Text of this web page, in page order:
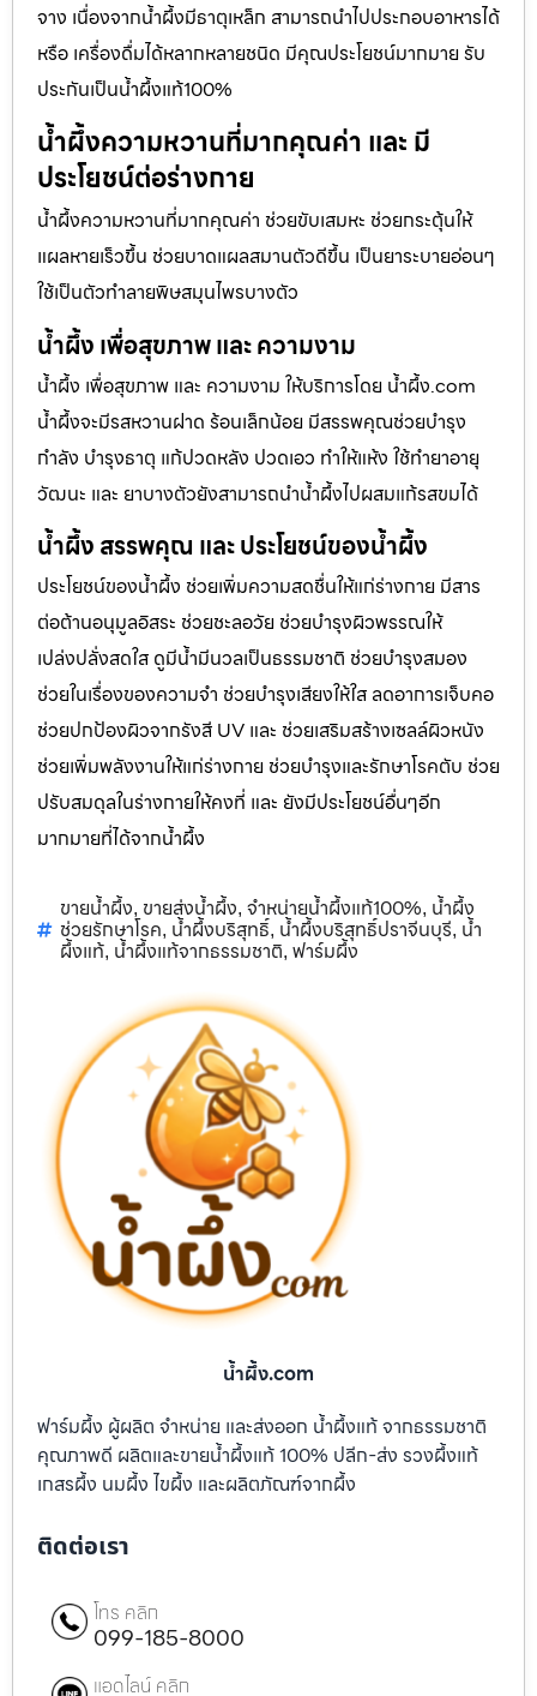
จาง เนื่องจากน้ำผึ้งมีธาตุเหล็ก สามารถนำไปประกอบอาหารได้
หรือ เครื่องดื่มได้หลากหลายชนิด มีคุณประโยชน์มากมาย รับ
ประกันเป็นน้ำผึ้งแท้100%
น้ำผึ้งความหวานที่มากคุณค่า และ มี
ประโยชน์ต่อร่างกาย
น้ำผึ้งความหวานที่มากคุณค่า ช่วยขับเสมหะ ช่วยกระตุ้นให้
แผลหายเร็วขึ้น ช่วยบาดแผลสมานตัวดีขึ้น เป็นยาระบายอ่อนๆ
ใช้เป็นตัวทำลายพิษสมุนไพรบางตัว
น้ำผึ้ง เพื่อสุขภาพ และ ความงาม
น้ำผึ้ง เพื่อสุขภาพ และ ความงาม ให้บริการโดย น้ำผึ้ง.com
น้ำผึ้งจะมีรสหวานฝาด ร้อนเล็กน้อย มีสรรพคุณช่วยบำรุง
กำลัง บำรุงธาตุ แก้ปวดหลัง ปวดเอว ทำให้แห้ง ใช้ทำยาอายุ
วัฒนะ และ ยาบางตัวยังสามารถนำน้ำผึ้งไปผสมแก้รสขมได้
น้ำผึ้ง สรรพคุณ และ ประโยชน์ของน้ำผึ้ง
ประโยชน์ของน้ำผึ้ง ช่วยเพิ่มความสดชื่นให้แก่ร่างกาย มีสาร
ต่อต้านอนุมูลอิสระ ช่วยชะลอวัย ช่วยบำรุงผิวพรรณให้
เปล่งปลั่งสดใส ดูมีน้ำมีนวลเป็นธรรมชาติ ช่วยบำรุงสมอง
ช่วยในเรื่องของความจำ ช่วยบำรุงเสียงให้ใส ลดอาการเจ็บคอ
ช่วยปกป้องผิวจากรังสี UV และ ช่วยเสริมสร้างเซลล์ผิวหนัง
ช่วยเพิ่มพลังงานให้แก่ร่างกาย ช่วยบำรุงและรักษาโรคตับ ช่วย
ปรับสมดุลในร่างกายให้คงที่ และ ยังมีประโยชน์อื่นๆอีก
มากมายที่ได้จากน้ำผึ้ง
ขายน้ำผึ้ง, ขายส่งน้ำผึ้ง, จำหน่ายน้ำผึ้งแท้100%, น้ำผึ้ง
ช่วยรักษาโรค, น้ำผึ้งบริสุทธิ์, น้ำผึ้งบริสุทธิ์ปราจีนบุรี, น้ำ
ผึ้งแท้, น้ำผึ้งแท้จากธรรมชาติ, ฟาร์มผึ้ง
น้ำผึ้ง.com
ฟาร์มผึ้ง ผู้ผลิต จำหน่าย และส่งออก น้ำผึ้งแท้ จากธรรมชาติ
คุณภาพดี ผลิตและขายน้ำผึ้งแท้ 100% ปลีก-ส่ง รวงผึ้งแท้
เกสรผึ้ง นมผึ้ง ไขผึ้ง และผลิตภัณฑ์จากผึ้ง
ติดต่อเรา
โทร คลิก
099-185-8000
แอดไลน์ คลิก